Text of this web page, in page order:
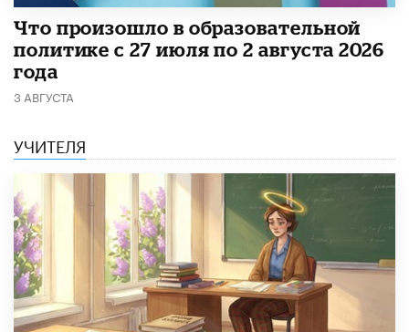
​Что произошло в образовательной
политике с 27 июля по 2 августа 2026
года
3 АВГУСТА
УЧИТЕЛЯ